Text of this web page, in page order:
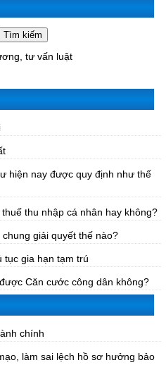
Tìm kiếm
tư vấn luật
hiện nay được quy định như thế
thu nhập cá nhân hay không?
giải quyết thế nào?
tục gia hạn tạm trú
Căn cước công dân không?
chính
làm sai lệch hồ sơ hưởng bảo